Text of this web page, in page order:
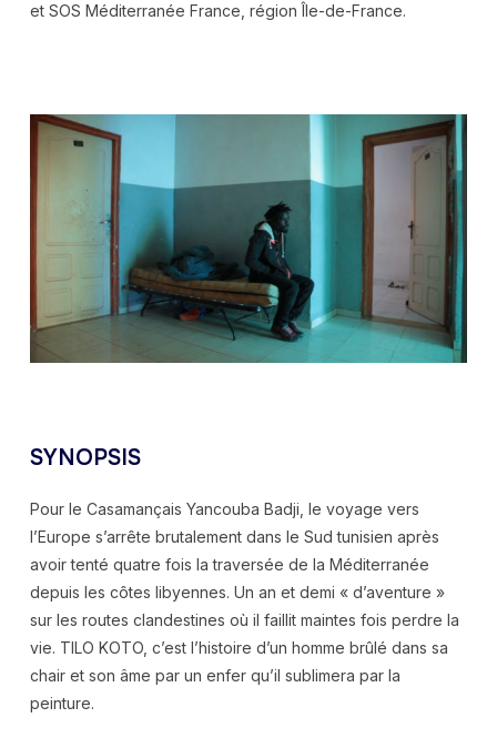
et SOS Méditerranée France, région Île-de-France.
SYNOPSIS
Pour le Casamançais Yancouba Badji, le voyage vers
l’Europe s’arrête brutalement dans le Sud tunisien après
avoir tenté quatre fois la traversée de la Méditerranée
depuis les côtes libyennes. Un an et demi « d’aventure »
sur les routes clandestines où il faillit maintes fois perdre la
vie. TILO KOTO, c’est l’histoire d’un homme brûlé dans sa
chair et son âme par un enfer qu’il sublimera par la
peinture.